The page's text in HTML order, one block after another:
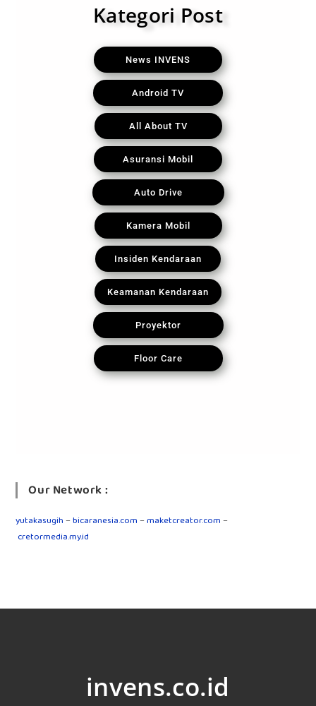
Kategori Post
News INVENS
Android TV
All About TV
Asuransi Mobil
Auto Drive
Kamera Mobil
Insiden Kendaraan
Keamanan Kendaraan
Proyektor
Floor Care
Our Network :
yutakasugih–bicaranesia.com–maketcreator.com–
cretormedia.my.id
invens.co.id